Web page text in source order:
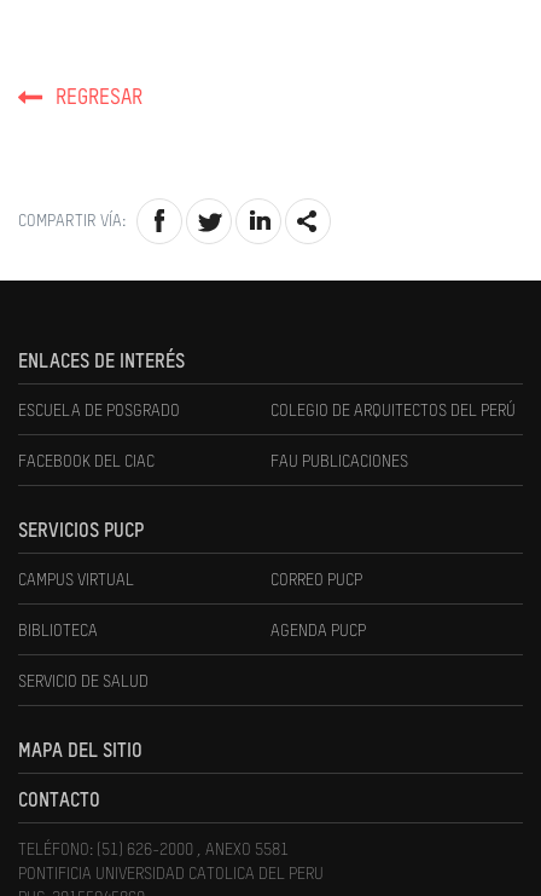
REGRESAR
COMPARTIR VÍA:
ENLACES DE INTERÉS
ESCUELA DE POSGRADO COLEGIO DE ARQUITECTOS DEL PERÚ
FACEBOOK DEL CIAC FAU PUBLICACIONES
SERVICIOS PUCP
CAMPUS VIRTUAL CORREO PUCP
BIBLIOTECA AGENDA PUCP
SERVICIO DE SALUD
MAPA DEL SITIO
CONTACTO
TELÉFONO: (51) 626-2000 , ANEXO 5581
PONTIFICIA UNIVERSIDAD CATOLICA DEL PERU